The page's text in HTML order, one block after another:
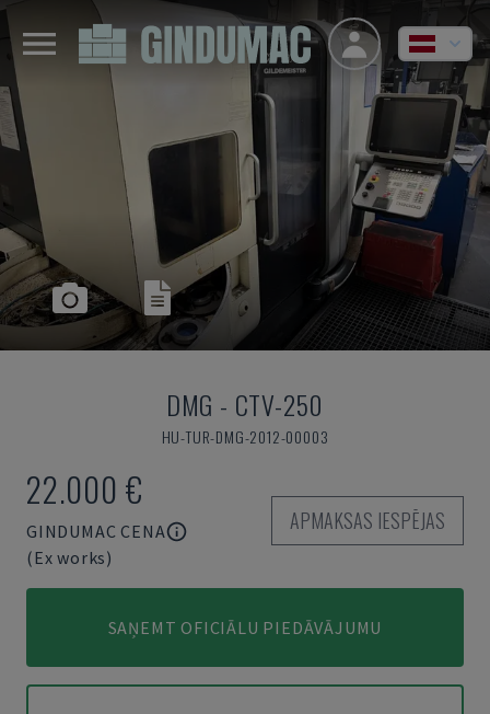
DMG - CTV-250
HU-TUR-DMG-2012-00003
22.000 €
GINDUMAC CENA
(Ex works)
APMAKSAS IESPĒJAS
SAŅEMT OFICIĀLU PIEDĀVĀJUMU